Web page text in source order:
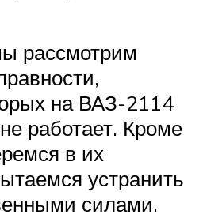
рассмотрим
на ВАЗ-2114
работает. Кроме
в их
устранить
силами.